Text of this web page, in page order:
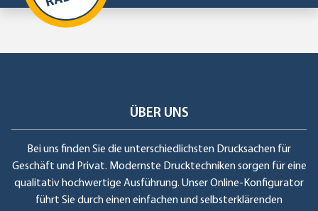
ÜBER UNS
Bei uns finden Sie die unterschiedlichsten Drucksachen für
Geschäft und Privat. Modernste Drucktechniken sorgen für eine
qualitativ hochwertige Ausführung. Unser Online-Konfigurator
führt Sie durch einen einfachen und selbsterklärenden